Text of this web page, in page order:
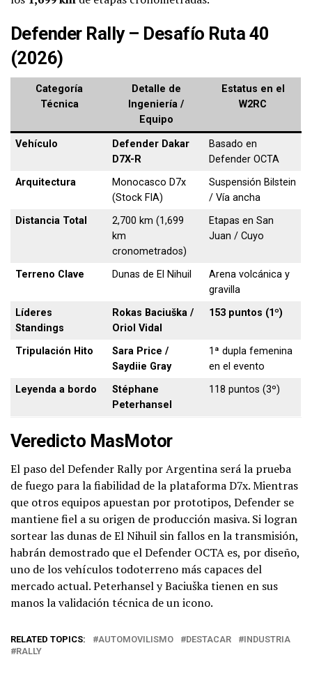
Defender Rally – Desafío Ruta 40
(2026)
Categoría
Técnica
Detalle de
Ingeniería /
Equipo
Estatus en el
W2RC
Vehículo
Defender Dakar
D7X-R
Basado en
Defender OCTA
Arquitectura
Monocasco D7x
(Stock FIA)
Suspensión Bilstein
/ Vía ancha
Distancia Total
2,700 km (1,699
km
cronometrados)
Etapas en San
Juan / Cuyo
Terreno Clave Dunas de El Nihuil
Arena volcánica y
gravilla
Líderes
Standings
Rokas Baciuška /
Oriol Vidal
153 puntos (1º)
Tripulación Hito
Sara Price /
Saydiie Gray
1ª dupla femenina
en el evento
Leyenda a bordo
Stéphane
Peterhansel
118 puntos (3º)
Veredicto MasMotor
El paso del Defender Rally por Argentina será la prueba
de fuego para la fiabilidad de la plataforma D7x. Mientras
que otros equipos apuestan por prototipos, Defender se
mantiene fiel a su origen de producción masiva. Si logran
sortear las dunas de El Nihuil sin fallos en la transmisión,
habrán demostrado que el Defender OCTA es, por diseño,
uno de los vehículos todoterreno más capaces del
mercado actual. Peterhansel y Baciuška tienen en sus
manos la validación técnica de un icono.
RELATED TOPICS: AUTOMOVILISMO DESTACAR
INDUSTRIA
RALLY